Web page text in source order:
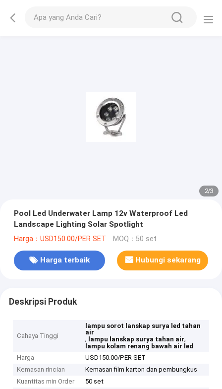
2/3
Pool Led Underwater Lamp 12v Waterproof Led
Landscape Lighting Solar Spotlight
Harga：USD150.00/PER SET MOQ：50 set
Harga terbaik Hubungi sekarang
Deskripsi Produk
Cahaya Tinggi
lampu sorot lanskap surya led tahan
air
, lampu lanskap surya tahan air,
lampu kolam renang bawah air led
Harga
USD150.00/PER SET
Kemasan rincian
Kemasan film karton dan pembungkus
Kuantitas min Order
50 set